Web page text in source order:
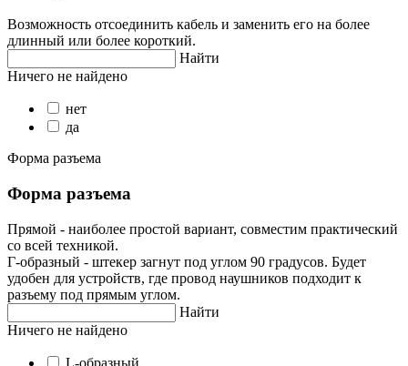
Возможность отсоединить кабель и заменить его на более
длинный или более короткий.
Найти
Ничего не найдено
нет
да
Форма разъема
Форма разъема
Прямой - наиболее простой вариант, совместим практический
со всей техникой.
Г-образный - штекер загнут под углом 90 градусов. Будет
удобен для устройств, где провод наушников подходит к
разъему под прямым углом.
Найти
Ничего не найдено
L-образный